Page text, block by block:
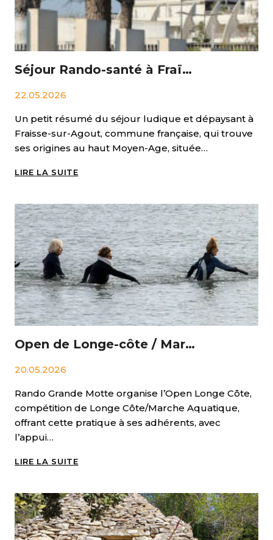
3ÈME
ÉDITION
Séjour Rando-santé à Fraïsse-sur-Agout
22.05.2026
Un petit résumé du séjour ludique et dépaysant à
Fraisse-sur-Agout, commune française, qui trouve
ses origines au haut Moyen-Age, située…
LIRE LA SUITE
À
FRAÏSSE-
SUR-
AGOUT
Open de Longe-côte / Marche aquatique à La Grande Motte
20.05.2026
Rando Grande Motte organise l’Open Longe Côte,
compétition de Longe Côte/Marche Aquatique,
offrant cette pratique à ses adhérents, avec
l’appui…
LIRE LA SUITE
CÔTE
/
MARCHE
AQUATIQUE